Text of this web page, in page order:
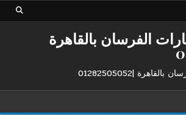
الفرسان بالقاهرة
|01282505052